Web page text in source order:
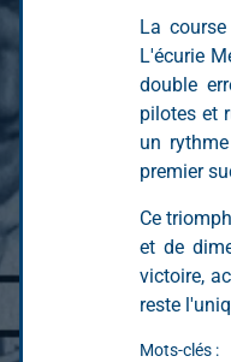
La
L'écurie
double
pilotes et
un
premier
Ce
et de
victoire,
reste
Mots-clés :